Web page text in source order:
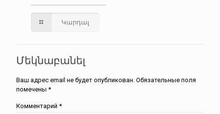
Կարդալ
Մեկնաբանել
Ваш адрес email не будет опубликован. Обязательные поля
помечены *
Комментарий *